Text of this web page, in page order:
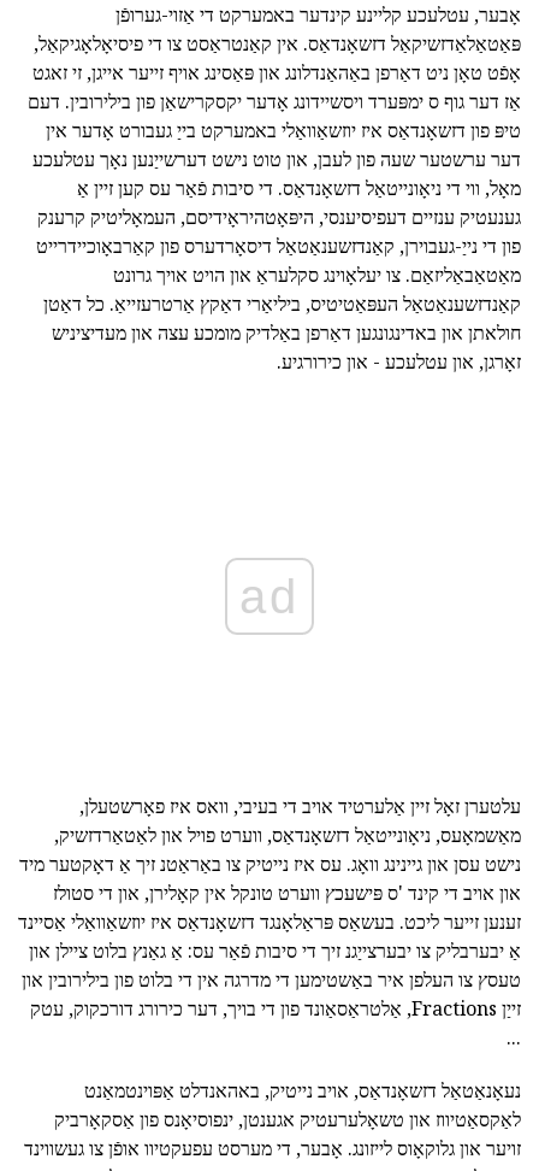
אָבער, עטלעכע קליינע קינדער באמערקט די אַזוי-גערופֿן
פּאַטאַלאַדזשיקאַל דזשאָנדאַס. אין קאַנטראַסט צו די פיסיאָלאָגיקאַל,
אָפֿט טאָן ניט דאַרפן באַהאַנדלונג און פּאַסינג אויף זייער אייגן, זי זאגט
אַז דער גוף ס ימפּערד ויסשיידונג אָדער יקסקרישאַן פון בילירובין. דעם
טיפּ פון דזשאָנדאַס איז יוזשאַוואַלי באמערקט בייַ געבורט אָדער אין
דער ערשטער שעה פון לעבן, און טוט נישט דערשייַנען נאָך עטלעכע
מאָל, ווי די ניאָונייטאַל דזשאָנדאַס. די סיבות פֿאַר עס קען זיין אַ
גענעטיק ענזיים דעפיסיענסי, היפּאָטהיראָידיסם, העמאָליטיק קרענק
פון די נייַ-געבוירן, קאַנדזשענאַטאַל דיסאָרדערס פון קאַרבאָוכיידרייט
מאַטאַבאַליזאַם. צו יעלאָוינג סקלעראַ און הויט אויך גרונט
קאַנדזשענאַטאַל העפּאַטיטיס, ביליאַרי דאַקץ אַרטרעזייאַ. כל דאַטן
חולאתן און באדינגונגען דאַרפן באַלדיק מומכע עצה און מעדיציניש
זאָרגן, און עטלעכע - און כירורגיע.
ad
עלטערן זאָל זיין אַלערטיד אויב די בעיבי, וואס איז פאָרשטעלן,
מאַשמאָעס, ניאָונייטאַל דזשאָנדאַס, ווערט פויל און לאַטאַרדזשיק,
נישט עסן און גיינינג וואָג. עס איז נייטיק צו באַראַטנ זיך אַ דאָקטער מיד
און אויב די קינד 'ס פּישעכץ ווערט טונקל אין קאָלירן, און די סטולז
זענען זייער ליכט. בעשאַס פּראַלאָנגד דזשאָנדאַס איז יוזשאַוואַלי אַסיינד
אַ יבערבליק צו יבערצייַגנ זיך די סיבות פֿאַר עס: אַ גאַנץ בלוט ציילן און
טעסץ צו העלפן איר באַשטימען די מדרגה אין די בלוט פון בילירובין און
זייַן Fractions, אַלטראַסאַונד פון די בויך, דער כירורג דורכקוק, עטק
...
נעאָנאַטאַל דזשאָנדאַס, אויב נייטיק, באהאנדלט אַפּוינטמאַנט
לאַקסאַטיווז און טשאָלערעטיק אגענטן, ינפוסיאָנס פון אַסקאָרביק
זויער און גלוקאָוס לייזונג. אָבער, די מערסט עפעקטיוו אופֿן צו געשווינד